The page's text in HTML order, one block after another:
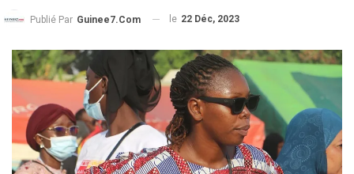
Publié Par Guinee7.com le 22 Déc, 2023